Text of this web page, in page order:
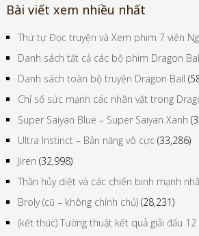
Bài viết xem nhiều nhất
Thứ tự Đọc truyện và Xem phim 7 viên
Danh sách tất cả các bộ phim Dragon
Danh sách toàn bộ truyện Dragon Ball
Chỉ số sức mạnh các nhân vật trong
Super Saiyan Blue – Super Saiyan Xanh
Ultra Instinct – Bản năng vô cực (33,286)
Jiren (32,998)
Thần hủy diệt và các chiến binh mạnh
Broly (cũ – không chính chủ) (28,231)
(kết thúc) Tường thuật kết quả giải đấu 12